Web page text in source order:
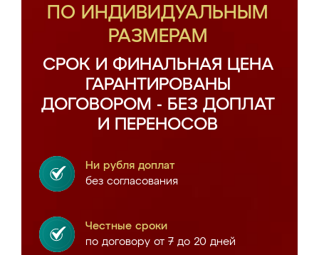
ПО ИНДИВИДУАЛЬНЫМ
РАЗМЕРАМ
СРОК И ФИНАЛЬНАЯ ЦЕНА
ГАРАНТИРОВАНЫ
ДОГОВОРОМ - БЕЗ ДОПЛАТ
И ПЕРЕНОСОВ
Ни рубля доплат
без согласования
Честные сроки
по договору от 7 до 20 дней